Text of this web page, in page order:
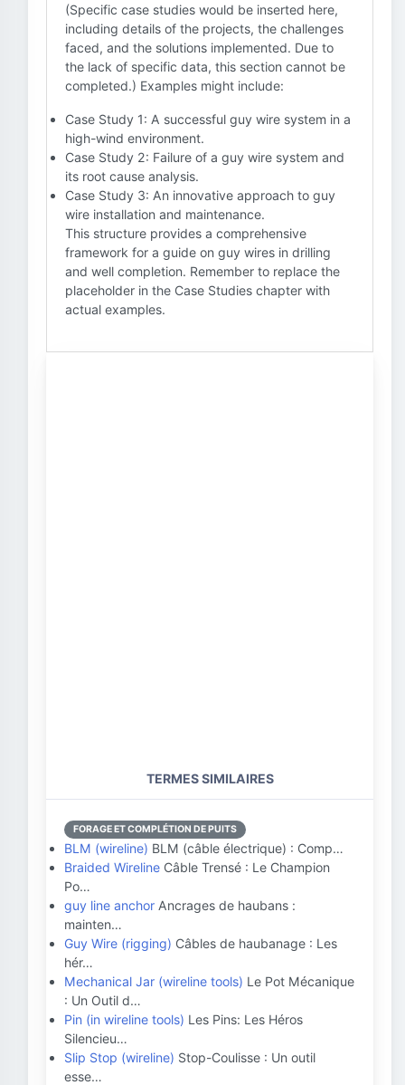
(Specific case studies would be inserted here,
including details of the projects, the challenges
faced, and the solutions implemented. Due to
the lack of specific data, this section cannot be
completed.) Examples might include:
Case Study 1: A successful guy wire system in a
high-wind environment.
Case Study 2: Failure of a guy wire system and
its root cause analysis.
Case Study 3: An innovative approach to guy
wire installation and maintenance.
This structure provides a comprehensive
framework for a guide on guy wires in drilling
and well completion. Remember to replace the
placeholder in the Case Studies chapter with
actual examples.
TERMES SIMILAIRES
FORAGE ET COMPLÉTION DE PUITS
BLM (wireline) BLM (câble électrique) : Comp…
Braided Wireline Câble Trensé : Le Champion
Po…
guy line anchor Ancrages de haubans :
mainten…
Guy Wire (rigging) Câbles de haubanage : Les
hér…
Mechanical Jar (wireline tools) Le Pot Mécanique
: Un Outil d…
Pin (in wireline tools) Les Pins: Les Héros
Silencieu…
Slip Stop (wireline) Stop-Coulisse : Un outil
esse…